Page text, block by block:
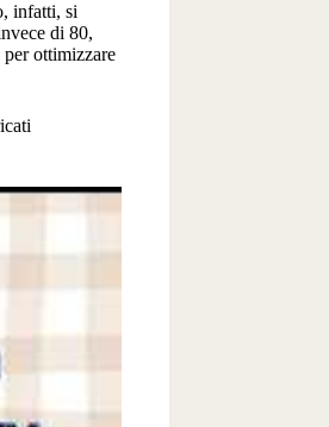
infatti, si
di 80,
per ottimizzare